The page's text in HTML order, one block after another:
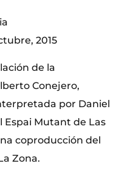
2015
de la
Conejero,
por Daniel
Espai Mutant de Las
coproducción del
Zona.